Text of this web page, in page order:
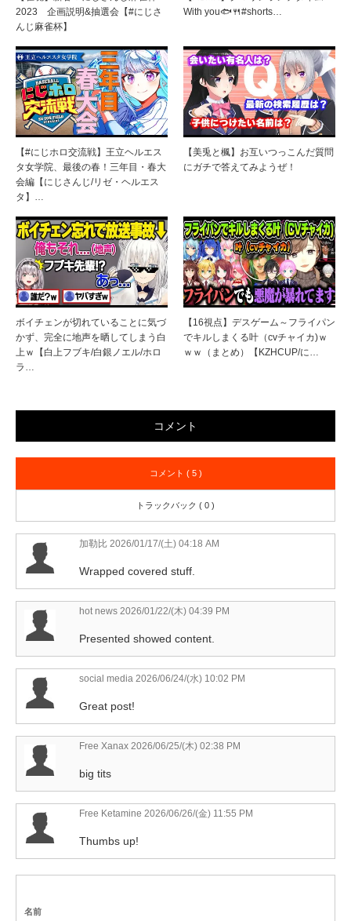
2023 企画説明&抽選会【#にじさ
んじ麻雀杯】
With you🐟🍴#shorts…
【#にじホロ交流戦】王立ヘルエス
タ女学院、最後の春！三年目・春大
会編【にじさんじ/リゼ・ヘルエス
タ】…
【美兎と楓】お互いつっこんだ質問
にガチで答えてみようぜ！
ボイチェンが切れていることに気づ
かず、完全に地声を晒してしまう白
上ｗ【白上フブキ/白銀ノエル/ホロ
ラ…
【16視点】デスゲーム～フライパン
でキルしまくる叶（cvチャイカ)ｗ
ｗｗ（まとめ）【KZHCUP/に…
コメント
コメント ( 5 )
トラックバック ( 0 )
加勒比 2026/01/17/(土) 04:18 AM
Wrapped covered stuff.
hot news 2026/01/22/(木) 04:39 PM
Presented showed content.
social media 2026/06/24/(水) 10:02 PM
Great post!
Free Xanax 2026/06/25/(木) 02:38 PM
big tits
Free Ketamine 2026/06/26/(金) 11:55 PM
Thumbs up!
名前